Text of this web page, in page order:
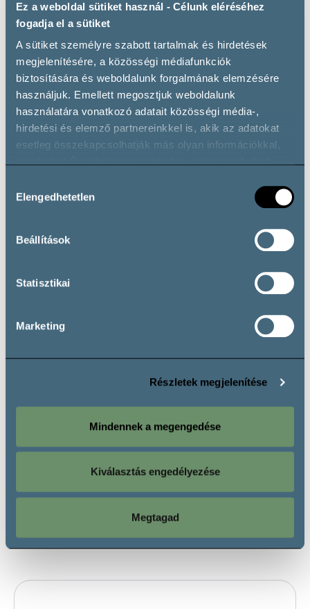
Ez a weboldal sütiket használ - Célunk eléréséhez
fogadja el a sütiket
A sütiket személyre szabott tartalmak és hirdetések
megjelenítésére, a közösségi médiafunkciók
biztosítására és weboldalunk forgalmának elemzésére
használjuk. Emellett megosztjuk weboldalunk
használatára vonatkozó adatait közösségi média-,
hirdetési és elemző partnereinkkel is, akik az adatokat
esetleg összekapcsolhatják más olyan információkkal,
során.
kiválasztása
Elengedhetetlen
Beállítások
Statisztikai
Marketing
Részletek megjelenítése
Mindennek a megengedése
Kiválasztás engedélyezése
Megtagad
Bortípusok
Fehérbor
Furmint Hárslevelű Sárga Muskotály Zéta
Természetes édes borok
Késői Szüretelésű Édes Bor Tokaji Aszú
Vendégfogadás csak eseti jelleggel, egyeztetés alapján
Kapcsolat
Mád, Kossuth Lajos u. 19, 3909 Magyarország
+36706703700
info@kardos-tokaj.com
Weboldal megnyitása